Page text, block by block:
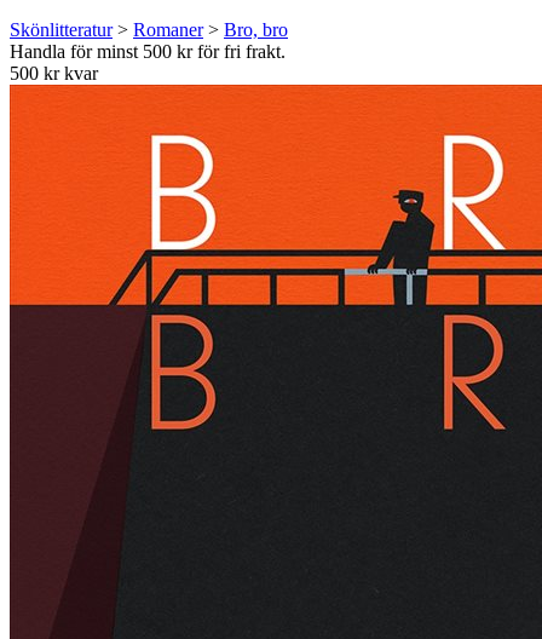
Skönlitteratur> Romaner> Bro, bro
Handla för minst 500 kr för fri frakt.
500 kr kvar